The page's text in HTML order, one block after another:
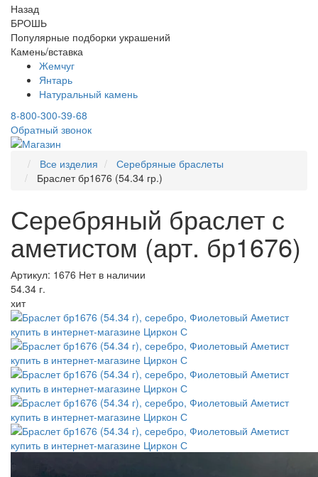
Назад
БРОШЬ
Популярные подборки украшений
Камень/вставка
Жемчуг
Янтарь
Натуральный камень
8-800-300-39-68
Обратный звонок
Все изделия
Серебряные браслеты
Браслет бр1676 (54.34 гр.)
Серебряный браслет с
аметистом (арт. бр1676)
Артикул: 1676 Нет в наличии
54.34 г.
хит